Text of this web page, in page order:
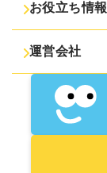
お役立ち情報
運営会社